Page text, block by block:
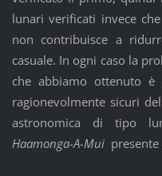
lunari verificati invece
non contribuisce a
casuale. In ogni caso la
che abbiamo ottenuto è
ragionevolmente sicuri
astronomica di tipo
Haamonga-A-Muipresente